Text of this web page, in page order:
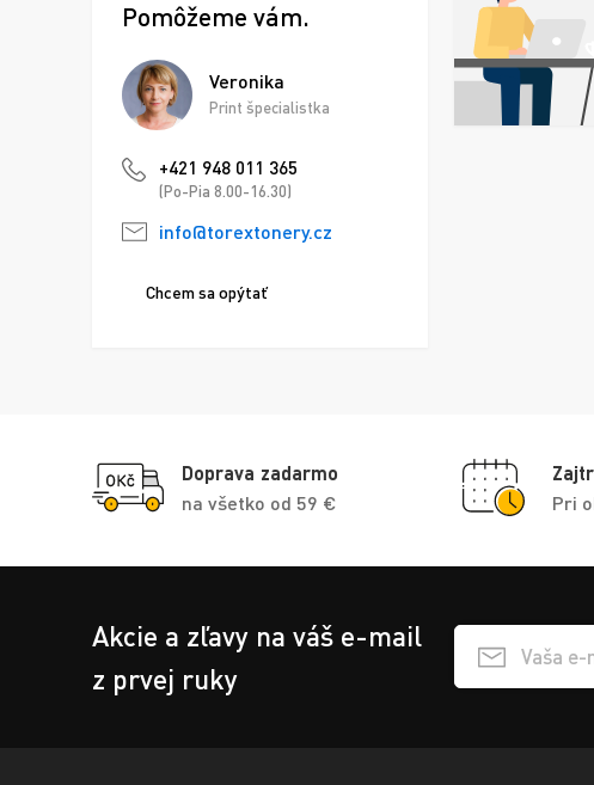
Pomôžeme vám.
Veronika
Print špecialistka
+421 948 011 365
(Po-Pia 8.00-16.30)
info@torextonery.cz
Chcem sa opýtať
Doprava zadarmo
na všetko od 59 €
Pri
Akcie a zľavy na váš e-mail
z prvej ruky
Přihlášení e-